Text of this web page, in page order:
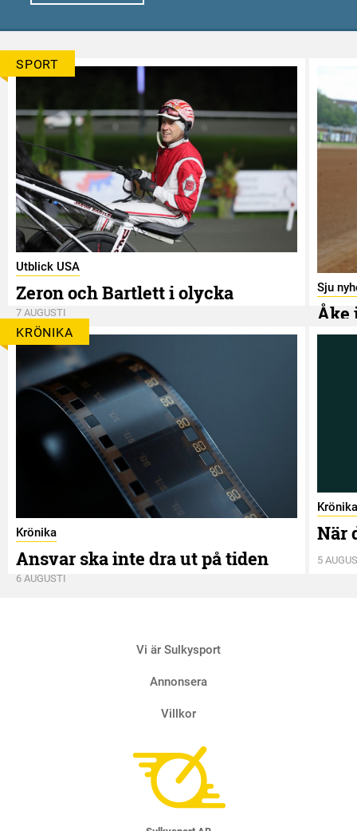
SPORT
Utblick USA
Zeron och Bartlett i olycka
7 AUGUSTI
Sju
Åke
7
KRÖNIKA
Krönika
Ansvar ska inte dra ut på tiden
6 AUGUSTI
Krönika
När
5
Vi är Sulkysport
Annonsera
Villkor